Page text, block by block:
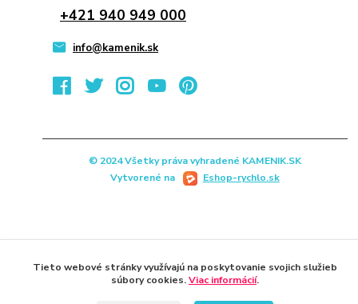
+421 940 949 000
info@kamenik.sk
© 2024 Všetky práva vyhradené KAMENIK.SK
Vytvorené na
Eshop-rychlo.sk
Tieto webové stránky využívajú na poskytovanie svojich služieb
súbory cookies.Viac informácií.